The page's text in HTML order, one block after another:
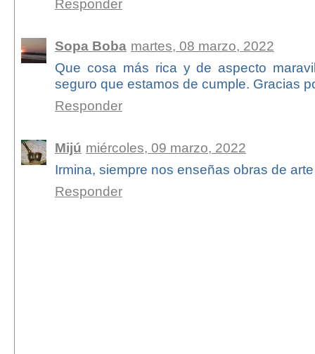
Responder
Sopa Boba martes, 08 marzo, 2022
Que cosa más rica y de aspecto
seguro que estamos de cumple. Gracias
Responder
Mijú miércoles, 09 marzo, 2022
Irmina, siempre nos enseñas obras de
Responder